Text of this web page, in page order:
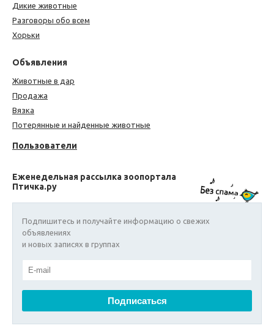
Дикие животные
Разговоры обо всем
Хорьки
Объявления
Животные в дар
Продажа
Вязка
Потерянные и найденные животные
Пользователи
Еженедельная рассылка зоопортала
Птичка.ру
Подпишитесь и получайте информацию о свежих
объявлениях
и новых записях в группах